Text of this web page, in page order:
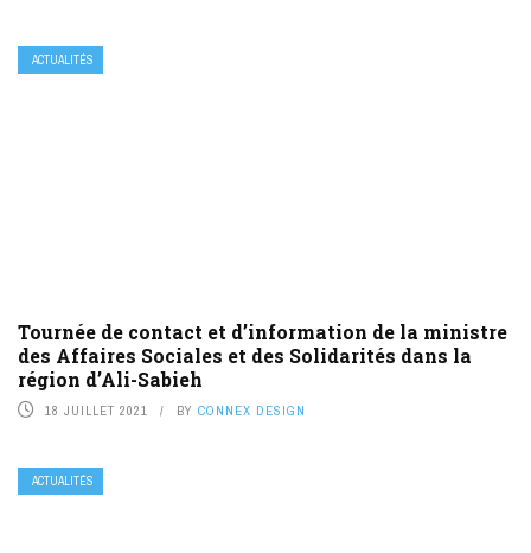
ACTUALITÉS
Tournée de contact et d’information de la ministre
des Affaires Sociales et des Solidarités dans la
région d’Ali-Sabieh
18 JUILLET 2021 BY CONNEX DESIGN
ACTUALITÉS